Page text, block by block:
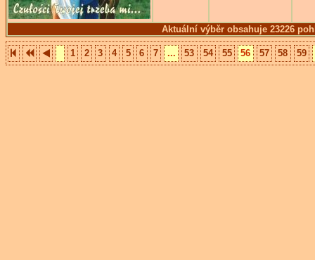
Aktuální výběr obsahuje 23226
1 2 3 4 5 6 7 ... 53 54 55 56 57 58 59